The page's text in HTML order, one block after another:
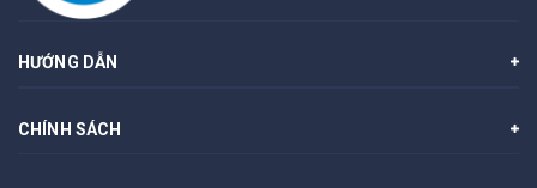
HƯỚNG DẪN
CHÍNH SÁCH